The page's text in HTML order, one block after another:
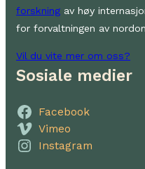
forskning av høy
for forvaltningen av
Vil du vite mer om oss?
Sosiale medier
Facebook
Vimeo
Instagram